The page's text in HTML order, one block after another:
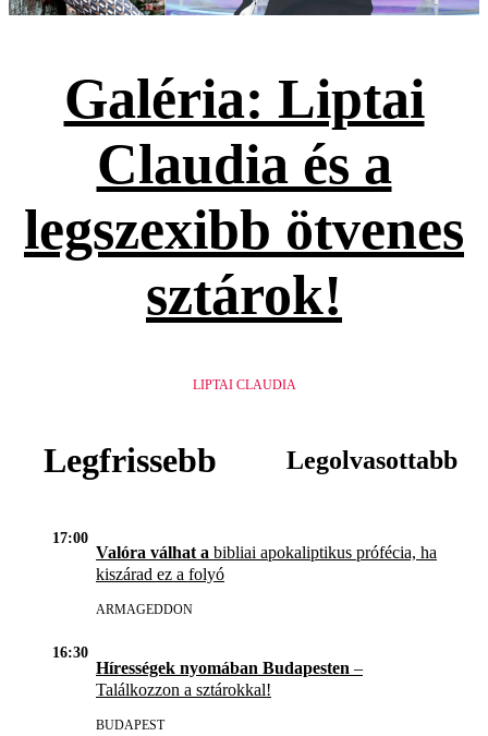
Galéria: Liptai
Claudia és a
legszexibb ötvenes
sztárok!
LIPTAI CLAUDIA
Legfrissebb Legolvasottabb
17:00
Valóra válhat a bibliai apokaliptikus prófécia, ha
kiszárad ez a folyó
ARMAGEDDON
16:30
Hírességek nyomában Budapesten –
Találkozzon a sztárokkal!
BUDAPEST